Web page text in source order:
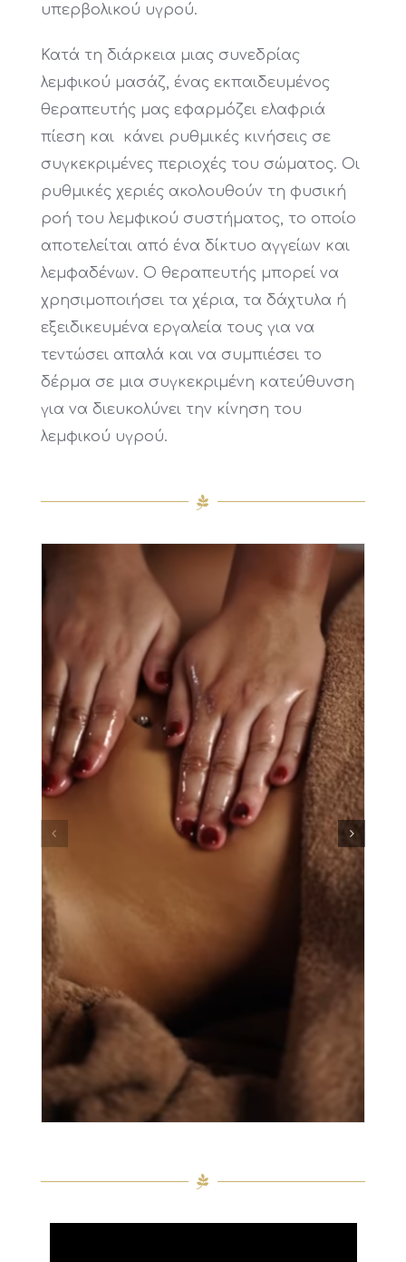
υπερβολικού υγρού.
Κατά τη διάρκεια μιας συνεδρίας
λεμφικού μασάζ, ένας εκπαιδευμένος
θεραπευτής μας εφαρμόζει ελαφριά
πίεση και κάνει ρυθμικές κινήσεις σε
συγκεκριμένες περιοχές του σώματος. Οι
ρυθμικές χεριές ακολουθούν τη φυσική
ροή του λεμφικού συστήματος, το οποίο
αποτελείται από ένα δίκτυο αγγείων και
λεμφαδένων. Ο θεραπευτής μπορεί να
χρησιμοποιήσει τα χέρια, τα δάχτυλα ή
εξειδικευμένα εργαλεία τους για να
τεντώσει απαλά και να συμπιέσει το
δέρμα σε μια συγκεκριμένη κατεύθυνση
για να διευκολύνει την κίνηση του
λεμφικού υγρού.